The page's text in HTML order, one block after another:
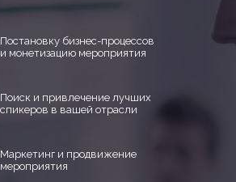
Постановку бизнес-процессов
и монетизацию мероприятия
Поиск и привлечение лучших
спикеров в вашей отрасли
Маркетинг и продвижение
мероприятия